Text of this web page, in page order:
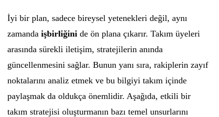
İyi bir plan, sadece bireysel yetenekleri değil, aynı
zamanda işbirliğini de ön plana çıkarır. Takım üyeleri
arasında sürekli iletişim, stratejilerin anında
güncellenmesini sağlar. Bunun yanı sıra, rakiplerin zayıf
noktalarını analiz etmek ve bu bilgiyi takım içinde
paylaşmak da oldukça önemlidir. Aşağıda, etkili bir
takım stratejisi oluşturmanın bazı temel unsurlarını